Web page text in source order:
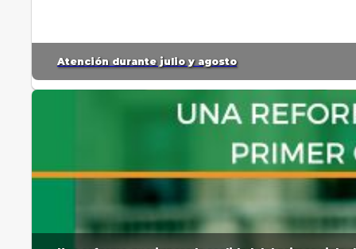
Atención durante julio y agosto